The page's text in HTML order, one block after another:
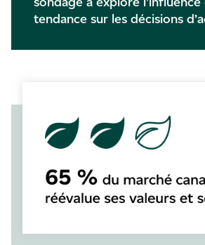
tendance sur les décisions